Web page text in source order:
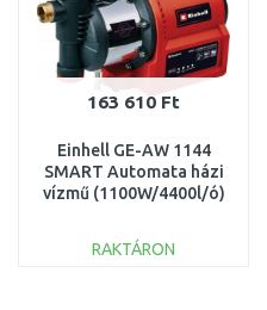
163 610 Ft
Einhell GE-AW 1144
SMART Automata házi
vízmű (1100W/4400l/ó)
RAKTÁRON